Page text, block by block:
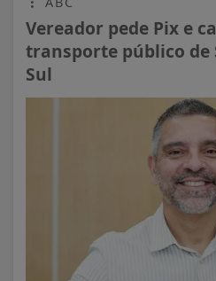
Vereador pede Pix e
transporte público de
Sul